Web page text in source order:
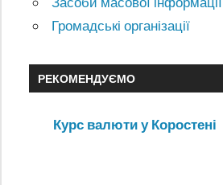
Громадські організації
РЕКОМЕНДУЄМО
Курс валюти у Коростені